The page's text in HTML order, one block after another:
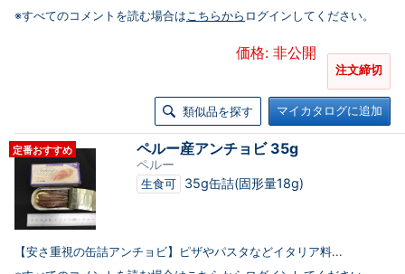
※すべてのコメントを読む場合はこちらから ログインしてください。
価格: 非公開
注文締切
類似品を探す マイカタログに追加
定番おすすめ ペルー産アンチョビ 35g
ペルー
生食可 35g缶詰(固形量18g)
【安さ重視の缶詰アンチョビ】ピザやパスタなどイタリア料...